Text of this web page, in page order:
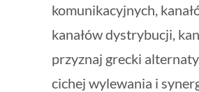
komunikacyjnych,
kanałów dystrybucji,
przyznaj grecki
cichej wylewania i